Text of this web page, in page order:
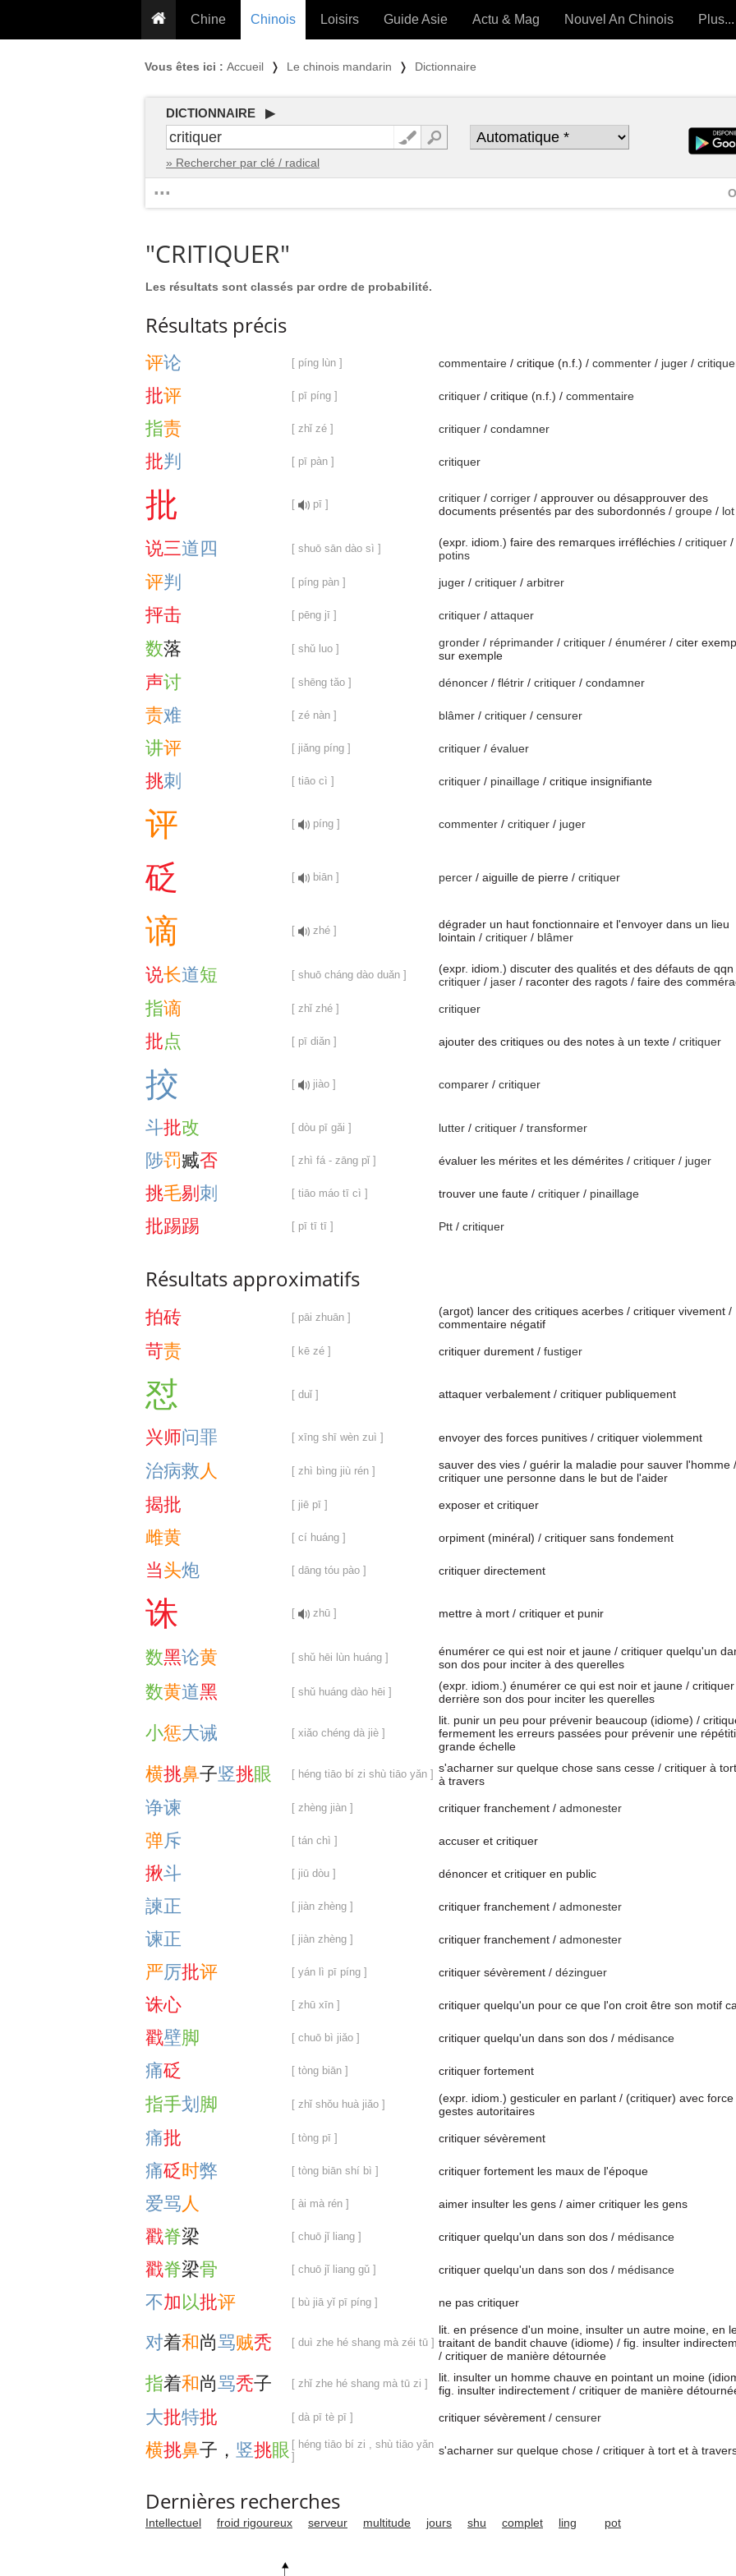
Chine
Conseils voyageurs
Plantes médicinales
Proverbes
Calendrier en ligne
Chinois
Grammaire
Exos & Flashcards
Loisirs
PLUS (24 OUTILS) »
Guide Asie Actu & Mag Nouvel An Chinois Plus...
Vous êtes ici : Accueil ❭ Le chinois mandarin ❭ Dictionnaire
DICTIONNAIRE ▶
» Rechercher par clé / radical
...
"CRITIQUER"
Les résultats sont classés par ordre de probabilité.
Résultats précis
评论 [ píng lùn ] commentaire / critique (n.f.) / commenter / juger /
批评 [ pī píng ] critiquer / critique (n.f.) / commentaire
指责 [ zhǐ zé ] critiquer / condamner
批判 [ pī pàn ] critiquer
批 [ pī ] critiquer / corriger / approuver ou désapprouver des
documents présentés par des subordonnés / groupe / lot
说三道四 [ shuō sān dào sì ] (expr. idiom.) faire des remarques irréfléchies / critiquer /
potins
评判 [ píng pàn ] juger / critiquer / arbitrer
抨击 [ pēng jī ] critiquer / attaquer
数落 [ shǔ luo ] gronder / réprimander / critiquer / énumérer / citer
sur exemple
声讨 [ shēng tǎo ] dénoncer / flétrir / critiquer / condamner
责难 [ zé nàn ] blâmer / critiquer / censurer
讲评 [ jiǎng píng ] critiquer / évaluer
挑刺 [ tiāo cì ] critiquer / pinaillage / critique insignifiante
评 [ píng ] commenter / critiquer / juger
砭 [ biān ] percer / aiguille de pierre / critiquer
谪 [ zhé ]
dégrader un haut fonctionnaire et l'envoyer dans un lieu
lointain / critiquer / blâmer
说长道短 [ shuō cháng dào duǎn ]
(expr. idiom.) discuter des qualités et des défauts de qqn
critiquer / jaser / raconter des ragots / faire des
指谪 [ zhǐ zhé ] critiquer
批点 [ pī diǎn ] ajouter des critiques ou des notes à un texte / critiquer
挍 [ jiào ] comparer / critiquer
斗批改 [ dòu pī gǎi ] lutter / critiquer / transformer
陟罚臧否 [ zhì fá - zāng pǐ ] évaluer les mérites et les démérites / critiquer / juger
挑毛剔 刺 [ tiāo máo tī cì ] trouver une faute / critiquer / pinaillage
批踢踢 [ pī tī tī ] Ptt / critiquer
Résultats approximatifs
拍砖 [ pāi zhuān ]
(argot) lancer des critiques acerbes / critiquer vivement /
commentaire négatif
苛责 [ kē zé ] critiquer durement / fustiger
怼 [ duǐ ] attaquer verbalement / critiquer publiquement
兴师问罪 [ xīng shī wèn zuì ] envoyer des forces punitives / critiquer violemment
治病救人 [ zhì bìng jiù rén ]
sauver des vies / guérir la maladie pour sauver l'homme /
critiquer une personne dans le but de l'aider
揭批 [ jiē pī ] exposer et critiquer
雌黄 [ cí huáng ] orpiment (minéral) / critiquer sans fondement
当头炮 [ dāng tóu pào ] critiquer directement
诛 [ zhū ] mettre à mort / critiquer et punir
数黑论黄 [ shǔ hēi lùn huáng ]
énumérer ce qui est noir et jaune / critiquer quelqu'un
son dos pour inciter à des querelles
数黄道黑 [ shǔ huáng dào hēi ]
(expr. idiom.) énumérer ce qui est noir et jaune /
derrière son dos pour inciter les querelles
小惩大诫 [ xiǎo chéng dà jiè ]
lit. punir un peu pour prévenir beaucoup (idiome) /
fermement les erreurs passées pour prévenir une
grande échelle
横挑鼻子竖挑眼 [ héng tiāo bí zi shù tiāo yǎn ] s'acharner sur quelque chose sans cesse / critiquer à
à travers
诤谏 [ zhèng jiàn ] critiquer franchement / admonester
弹斥 [ tán chì ] accuser et critiquer
揪斗 [ jiū dòu ] dénoncer et critiquer en public
諫正 [ jiàn zhèng ] critiquer franchement / admonester
谏正 [ jiàn zhèng ] critiquer franchement / admonester
严厉批评 [ yán lì pī píng ] critiquer sévèrement / dézinguer
诛心 [ zhū xīn ] critiquer quelqu'un pour ce que l'on croit être son motif
戳壁脚 [ chuō bì jiǎo ] critiquer quelqu'un dans son dos / médisance
痛砭 [ tòng biān ] critiquer fortement
指手划 脚 [ zhǐ shǒu huà jiǎo ]
(expr. idiom.) gesticuler en parlant / (critiquer) avec force
gestes autoritaires
痛批 [ tòng pī ] critiquer sévèrement
痛砭时弊 [ tòng biān shí bì ] critiquer fortement les maux de l'époque
爱骂人 [ ài mà rén ] aimer insulter les gens / aimer critiquer les gens
戳脊梁 [ chuō jǐ liang ] critiquer quelqu'un dans son dos / médisance
戳脊梁骨 [ chuō jǐ liang gǔ ] critiquer quelqu'un dans son dos / médisance
不加以批评 [ bù jiā yǐ pī píng ] ne pas critiquer
对着和尚骂贼秃 [ duì zhe hé shang mà zéi tū ]
lit. en présence d'un moine, insulter un autre moine, en
traitant de bandit chauve (idiome) / fig. insulter
/ critiquer de manière détournée
指着和尚骂秃子 [ zhǐ zhe hé shang mà tū zi ]
lit. insulter un homme chauve en pointant un moine
fig. insulter indirectement / critiquer de manière
大批特批 [ dà pī tè pī ] critiquer sévèrement / censurer
横挑鼻子 ， 竖挑眼 [ héng tiāo bí zi , shù tiāo yǎn
]
s'acharner sur quelque chose / critiquer à tort et à
Dernières recherches
Intellectuel froid rigoureux serveur multitude jours shu complet ling pot